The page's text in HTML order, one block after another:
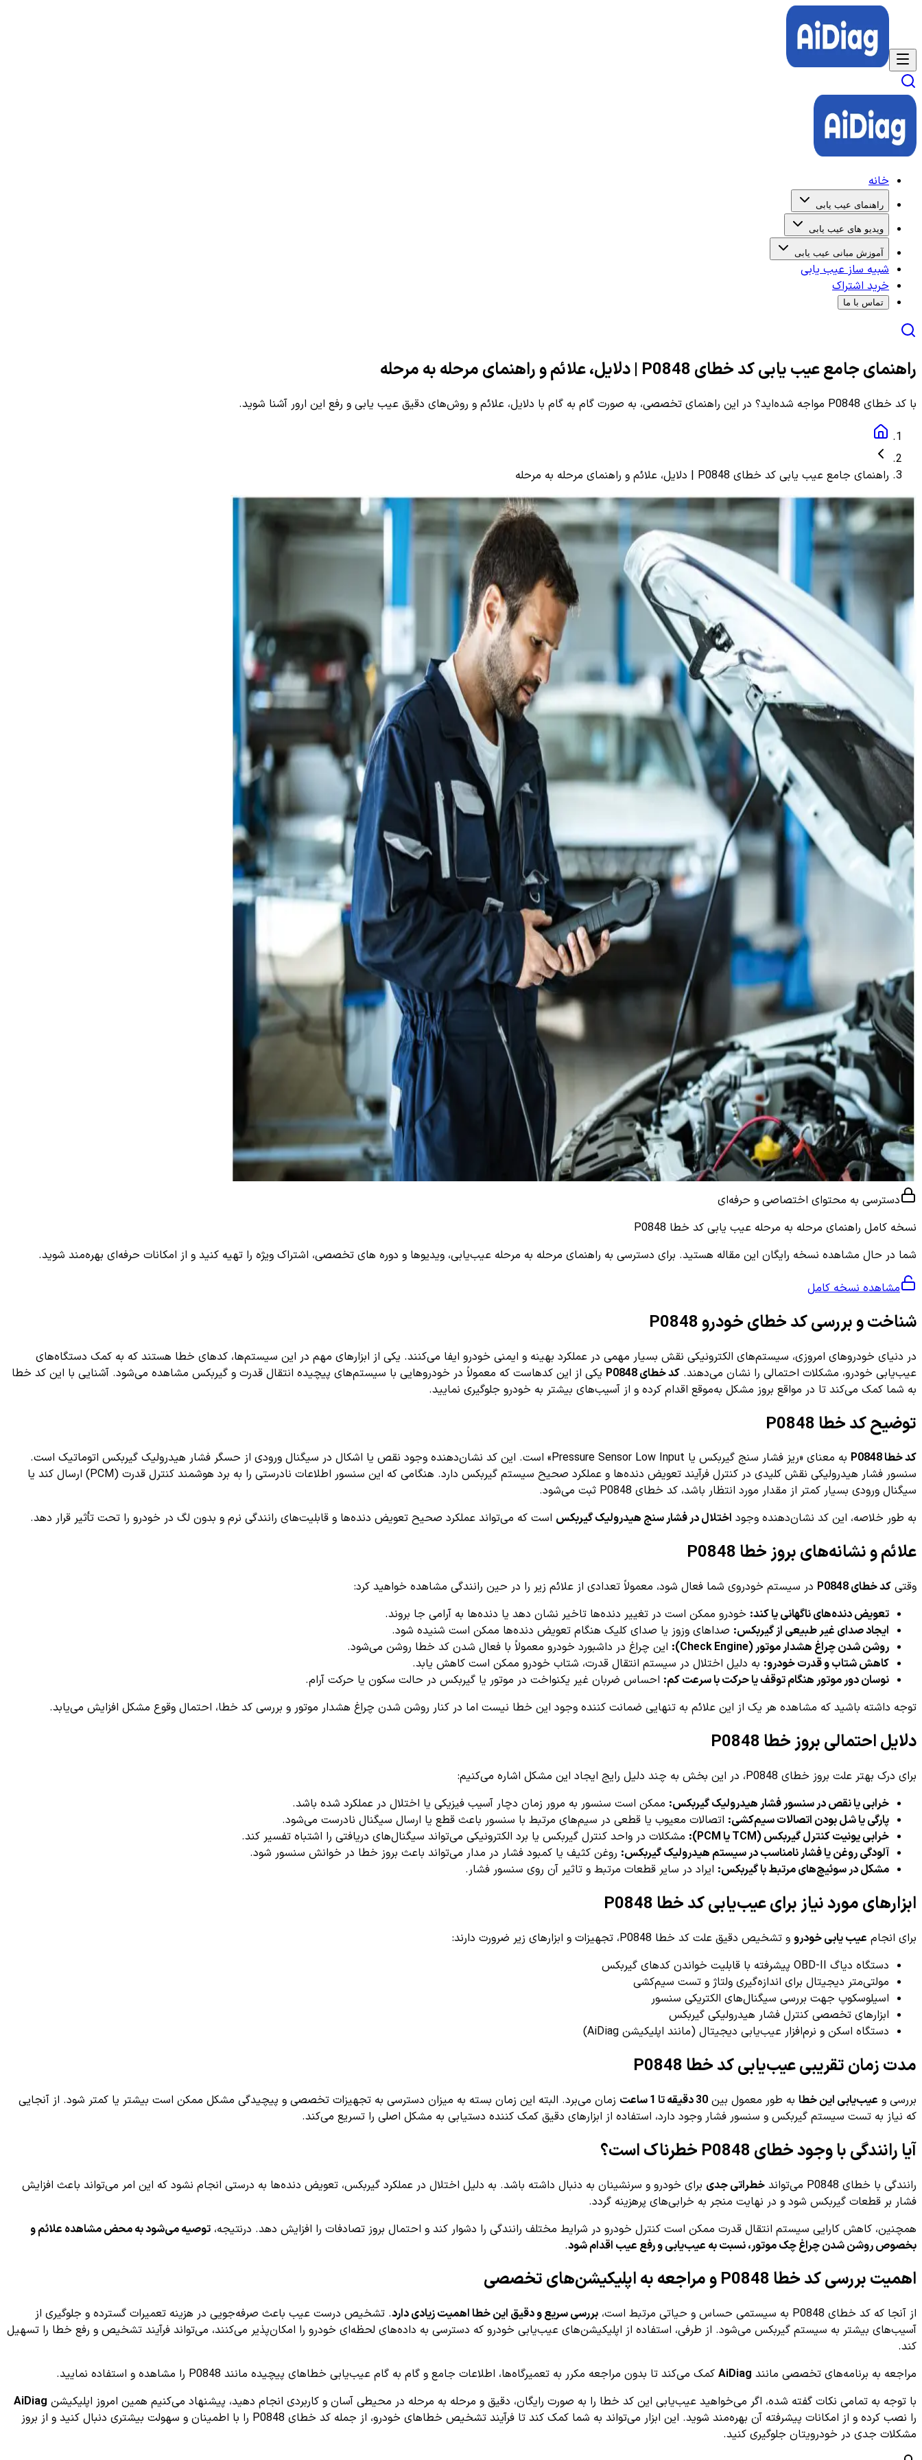
خانه
راهنمای عیب یابی
ویدیو های عیب یابی
آموزش مبانی عیب یابی
شبیه ساز عیب یابی
خرید اشتراک
تماس با ما
راهنمای جامع عیب یابی کد خطای P0848 | دلایل، علائم و راهنمای مرحله به مرحله
با کد خطای P0848 مواجه شده‌اید؟ در این راهنمای تخصصی، به صورت گام به گام با دلایل، علائم و روش‌های دقیق عیب یابی و رفع این ارور آشنا شوید.
راهنمای جامع عیب یابی کد خطای P0848 | دلایل، علائم و راهنمای مرحله به مرحله
دسترسی به محتوای اختصاصی و حرفه‌ای
نسخه کامل راهنمای مرحله به مرحله عیب یابی کد خطا P0848
شما در حال مشاهده نسخه رایگان این مقاله هستید. برای دسترسی به راهنمای مرحله به مرحله عیب‌یابی، ویدیوها و دوره های تخصصی، اشتراک ویژه را تهیه کنید و از امکانات حرفه‌ای بهره‌مند شوید.
مشاهده نسخه کامل
شناخت و بررسی کد خطای خودرو P0848
در دنیای خودروهای امروزی، سیستم‌های الکترونیکی نقش بسیار مهمی در عملکرد بهینه و ایمنی خودرو ایفا می‌کنند. یکی از ابزارهای مهم در این سیستم‌ها، کدهای خطا هستند که به کمک دستگاه‌های
عیب‌یابی خودرو، مشکلات احتمالی را نشان می‌دهند. کد خطای P0848
یکی از این کدهاست که معمولاً در خودروهایی با سیستم‌های پیچیده انتقال قدرت و گیربکس مشاهده می‌شود. آشنایی با این کد خطا
به شما کمک می‌کند تا در مواقع بروز مشکل به‌موقع اقدام کرده و از آسیب‌های بیشتر به خودرو جلوگیری نمایید.
توضیح کد خطا P0848
کد خطا P0848
به معنای «ریز فشار سنج گیربکس یا Pressure Sensor Low Input» است. این کد نشان‌دهنده وجود نقص یا اشکال در سیگنال ورودی از حسگر فشار هیدرولیک گیربکس اتوماتیک است.
سنسور فشار هیدرولیکی نقش کلیدی در کنترل فرآیند تعویض دنده‌ها و عملکرد صحیح سیستم گیربکس دارد. هنگامی که این سنسور اطلاعات نادرستی را به برد هوشمند کنترل قدرت (PCM) ارسال کند یا
سیگنال ورودی بسیار کمتر از مقدار مورد انتظار باشد، کد خطای P0848 ثبت می‌شود.
به طور خلاصه، این کد نشان‌دهنده وجود اختلال در فشار سنج هیدرولیک گیربکس است که می‌تواند عملکرد صحیح تعویض دنده‌ها و قابلیت‌های رانندگی نرم و بدون لگ در خودرو را تحت تأثیر قرار دهد.
علائم و نشانه‌های بروز خطا P0848
وقتی کد خطای P0848
در سیستم خودروی شما فعال شود، معمولاً تعدادی از علائم زیر را در حین رانندگی مشاهده خواهید کرد:
تعویض دنده‌های ناگهانی یا کند: خودرو ممکن است در تغییر دنده‌ها تاخیر نشان دهد یا دنده‌ها به آرامی جا بروند.
ایجاد صدای غیر طبیعی از گیربکس: صداهای وزوز یا صدای کلیک هنگام تعویض دنده‌ها ممکن است شنیده شود.
روشن شدن چراغ هشدار موتور (Check Engine):
این چراغ در داشبورد خودرو معمولاً با فعال شدن کد خطا روشن می‌شود.
کاهش شتاب و قدرت خودرو: به دلیل اختلال در سیستم انتقال قدرت، شتاب خودرو ممکن است کاهش یابد.
نوسان دور موتور هنگام توقف یا حرکت با سرعت کم: احساس ضربان غیر یکنواخت در موتور یا گیربکس در حالت سکون یا حرکت آرام.
توجه داشته باشید که مشاهده هر یک از این علائم به تنهایی ضمانت کننده وجود این خطا نیست اما در کنار روشن شدن چراغ هشدار موتور و بررسی کد خطا، احتمال وقوع مشکل افزایش می‌یابد.
دلایل احتمالی بروز خطا P0848
برای درک بهتر علت بروز خطای P0848، در این بخش به چند دلیل رایج ایجاد این مشکل اشاره می‌کنیم:
خرابی یا نقص در سنسور فشار هیدرولیک گیربکس: ممکن است سنسور به مرور زمان دچار آسیب فیزیکی یا اختلال در عملکرد شده باشد.
پارگی یا شل بودن اتصالات سیم‌کشی: اتصالات معیوب یا قطعی در سیم‌های مرتبط با سنسور باعث قطع یا ارسال سیگنال نادرست می‌شود.
خرابی یونیت کنترل گیربکس (TCM یا PCM):
مشکلات در واحد کنترل گیربکس یا برد الکترونیکی می‌تواند سیگنال‌های دریافتی را اشتباه تفسیر کند.
آلودگی روغن یا فشار نامناسب در سیستم هیدرولیک گیربکس: روغن کثیف یا کمبود فشار در مدار می‌تواند باعث بروز خطا در خوانش سنسور شود.
مشکل در سوئیچ‌های مرتبط با گیربکس: ایراد در سایر قطعات مرتبط و تاثیر آن روی سنسور فشار.
ابزارهای مورد نیاز برای عیب‌یابی کد خطا P0848
برای انجام عیب یابی خودرو و تشخیص دقیق علت کد خطا P0848، تجهیزات و ابزارهای زیر ضرورت دارند:
دستگاه دیاگ OBD-II پیشرفته با قابلیت خواندن کدهای گیربکس
مولتی‌متر دیجیتال برای اندازه‌گیری ولتاژ و تست سیم‌کشی
اسیلوسکوپ جهت بررسی سیگنال‌های الکتریکی سنسور
ابزارهای تخصصی کنترل فشار هیدرولیکی گیربکس
دستگاه اسکن و نرم‌افزار عیب‌یابی دیجیتال (مانند اپلیکیشن AiDiag)
مدت زمان تقریبی عیب‌یابی کد خطا P0848
بررسی و عیب‌یابی این خطا به طور معمول بین 30 دقیقه تا 1 ساعت
زمان می‌برد. البته این زمان بسته به میزان دسترسی به تجهیزات تخصصی و پیچیدگی مشکل ممکن است بیشتر یا کمتر شود. از آنجایی
که نیاز به تست سیستم گیربکس و سنسور فشار وجود دارد، استفاده از ابزارهای دقیق کمک کننده دستیابی به مشکل اصلی را تسریع می‌کند.
آیا رانندگی با وجود خطای P0848 خطرناک است؟
رانندگی با خطای P0848 می‌تواند خطراتی جدی برای خودرو و سرنشینان به دنبال داشته باشد. به دلیل اختلال در عملکرد گیربکس، تعویض دنده‌ها به درستی انجام نشود که این امر می‌تواند باعث افزایش
فشار بر قطعات گیربکس شود و در نهایت منجر به خرابی‌های پرهزینه گردد.
همچنین، کاهش کارایی سیستم انتقال قدرت ممکن است کنترل خودرو در شرایط مختلف رانندگی را دشوار کند و احتمال بروز تصادفات را افزایش دهد. درنتیجه، توصیه می‌شود به محض مشاهده علائم و
بخصوص روشن شدن چراغ چک موتور، نسبت به عیب‌یابی و رفع عیب اقدام شود.
اهمیت بررسی کد خطا P0848 و مراجعه به اپلیکیشن‌های تخصصی
از آنجا که کد خطای P0848 به سیستمی حساس و حیاتی مرتبط است، بررسی سریع و دقیق این خطا اهمیت زیادی دارد. تشخیص درست عیب باعث صرفه‌جویی در هزینه تعمیرات گسترده و جلوگیری از
آسیب‌های بیشتر به سیستم گیربکس می‌شود. از طرفی، استفاده از اپلیکیشن‌های عیب‌یابی خودرو که دسترسی به داده‌های لحظه‌ای خودرو را امکان‌پذیر می‌کنند، می‌تواند فرآیند تشخیص و رفع خطا را تسهیل
کند.
مراجعه به برنامه‌های تخصصی مانند AiDiag کمک می‌کند تا بدون مراجعه مکرر به تعمیرگاه‌ها، اطلاعات جامع و گام به گام عیب‌یابی خطاهای پیچیده مانند P0848 را مشاهده و استفاده نمایید.
با توجه به تمامی نکات گفته شده، اگر می‌خواهید عیب‌یابی این کد خطا را به صورت رایگان، دقیق و مرحله به مرحله در محیطی آسان و کاربردی انجام دهید، پیشنهاد می‌کنیم همین امروز اپلیکیشن AiDiag
را نصب کرده و از امکانات پیشرفته آن بهره‌مند شوید. این ابزار می‌تواند به شما کمک کند تا فرآیند تشخیص خطاهای خودرو، از جمله کد خطای P0848 را با اطمینان و سهولت بیشتری دنبال کنید و از بروز
مشکلات جدی در خودرویتان جلوگیری کنید.